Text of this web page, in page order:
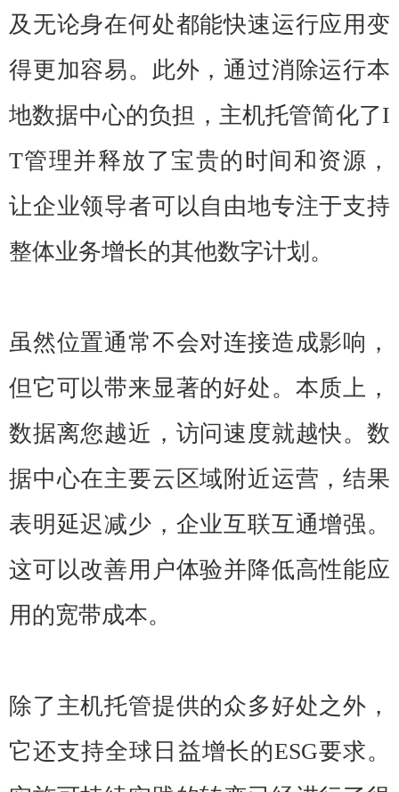
及无论身在何处都能快速运行应用变
得更加容易。此外，通过消除运行本
地数据中心的负担，主机托管简化了I
T管理并释放了宝贵的时间和资源，
让企业领导者可以自由地专注于支持
整体业务增长的其他数字计划。
虽然位置通常不会对连接造成影响，
但它可以带来显著的好处。本质上，
数据离您越近，访问速度就越快。数
据中心在主要云区域附近运营，结果
表明延迟减少，企业互联互通增强。
这可以改善用户体验并降低高性能应
用的宽带成本。
除了主机托管提供的众多好处之外，
它还支持全球日益增长的ESG要求。